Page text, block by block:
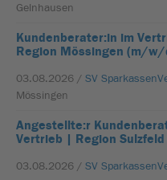
Gelnhausen
Kundenberater:in im
Region Mössingen (m/
03.08.2026 / SV
Mössingen
Angestellte:r
Vertrieb | Region
03.08.2026 / SV